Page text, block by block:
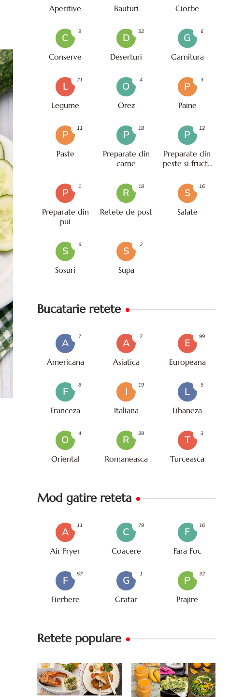
Aperitive Bauturi Ciorbe
C
Conserve
9
D
Deserturi
52
G
Garnitura
6
L
Legume
21
O
Orez
4
P
Paine
3
P
Paste
11
P
Preparate din
carne
18
P
Preparate din
peste si fructe
12
P
Preparate din
pui
1
R
Retete de post
18
S
Salate
16
S
Sosuri
6
S
Supa
2
Bucatarie retete
A
Americana
7
A
Asiatica
7
E
Europeana
99
F
Franceza
8
I
Italiana
19
L
Libaneza
5
O
Oriental
4
R
Romaneasca
39
T
Turceasca
3
Mod gatire reteta
A
Air Fryer
11
C
Coacere
79
F
Fara Foc
16
F
Fierbere
57
G
Gratar
1
P
Prajire
32
Retete populare